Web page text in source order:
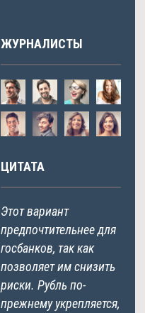
ЖУРНАЛИСТЫ
ЦИТАТА
Этот вариант
предпочтительнее для
госбанков, так как
позволяет им снизить
риски. Рубль по-
прежнему укрепляется,